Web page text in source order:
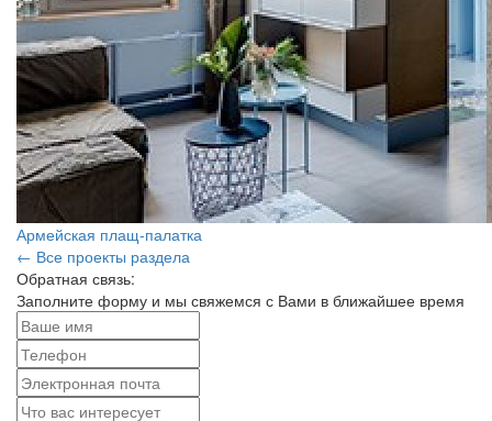
Армейская плащ-палатка
← Все проекты раздела
Обратная связь:
Заполните форму и мы свяжемся с Вами в ближайшее время